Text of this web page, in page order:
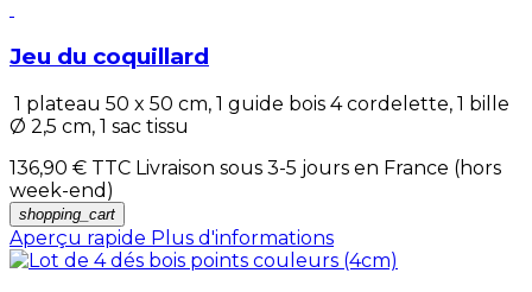
Jeu du coquillard
1 plateau 50 x 50 cm, 1 guide bois 4 cordelette, 1 bille
Ø 2,5 cm, 1 sac tissu
136,90 € TTC Livraison sous 3-5 jours en France (hors
week-end)
shopping_cart
Aperçu rapide Plus d'informations